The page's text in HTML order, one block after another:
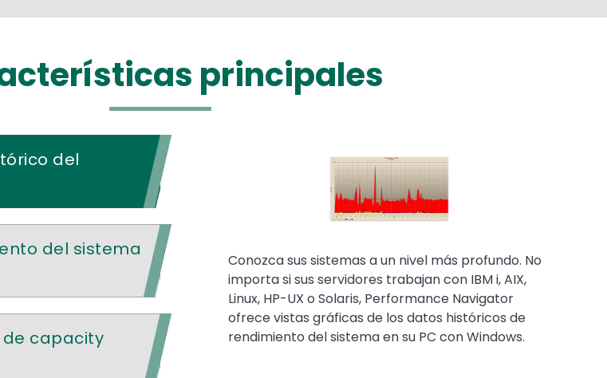
principales
del
Conozca sus sistemas a un nivel más profundo. No
importa si sus servidores trabajan con IBM i, AIX,
Linux, HP-UX o Solaris, Performance Navigator
ofrece vistas gráficas de los datos históricos de
rendimiento del sistema en su PC con Windows.
del sistema
de capacity